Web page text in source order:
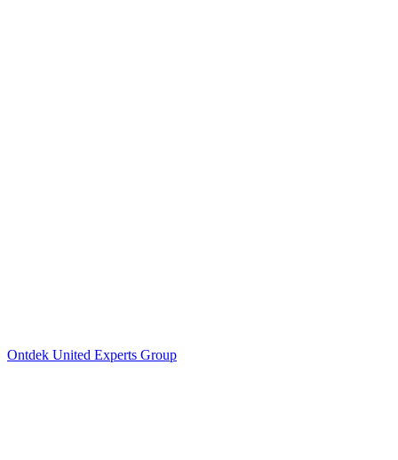
Ontdek United Experts Group